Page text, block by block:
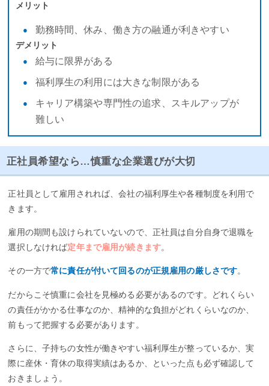
メリット
勤務時間、休み、働き方の融通が利きやすい
デメリット
給与に限界がある
福利厚生の利用には大きな制限がある
キャリア構築や専門性の追求、スキルアップが
難しい
正社員希望なら…慎重な企業選びが大切
正社員として雇用されれば、会社の福利厚生や各種制度を利用で
きます。
雇用の期間も設けられていないので、正社員は自分自身で退職を
選択しなければ定年まで雇用が続きます。
その一方で常に責任が付いて回るのが正規雇用の厳しさです。
だからこそ慎重に会社を見極める必要があるのです。どれくらい
の責任がかかる仕事なのか、精神的な負担がどれくらいなのか、
前もって把握する必要があります。
さらに、子持ちの女性が働きやすい福利厚生が整っているか、実
際に産休・育休の取得実績はあるか、といった点も必ず確認して
おきましょう。